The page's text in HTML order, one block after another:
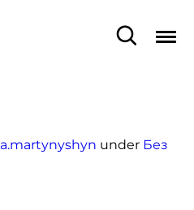
a.martynyshyn under Без